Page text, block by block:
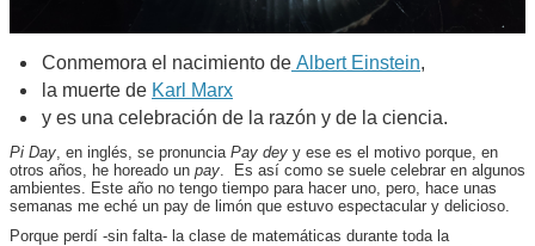
Conmemora el nacimiento de Albert Einstein,
la muerte de Karl Marx
y es una celebración de la razón y de la ciencia.
Pi Day, en inglés, se pronuncia Pay dey y ese es el motivo porque, en
otros años, he horeado un pay. Es así como se suele celebrar en algunos
ambientes. Este año no tengo tiempo para hacer uno, pero, hace unas
semanas me eché un pay de limón que estuvo espectacular y delicioso.
Porque perdí -sin falta- la clase de matemáticas durante toda la